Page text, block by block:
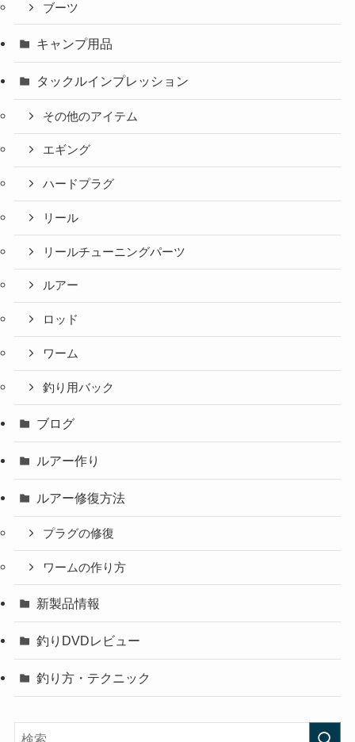
ブーツ
キャンプ用品
タックルインプレッション
その他のアイテム
エギング
ハードプラグ
リール
リールチューニングパーツ
ルアー
ロッド
ワーム
釣り用バック
ブログ
ルアー作り
ルアー修復方法
プラグの修復
ワームの作り方
新製品情報
釣りDVDレビュー
釣り方・テクニック